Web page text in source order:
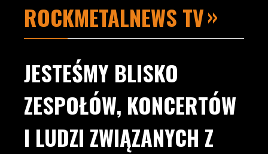
ROCKMETALNEWS TV
JESTEŚMY BLISKO
ZESPOŁÓW, KONCERTÓW
I LUDZI ZWIĄZANYCH Z